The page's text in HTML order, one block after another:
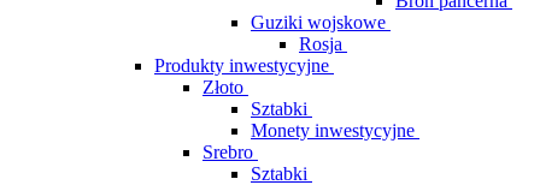
Guziki wojskowe
Rosja
Produkty inwestycyjne
Złoto
Sztabki
Monety inwestycyjne
Srebro
Sztabki